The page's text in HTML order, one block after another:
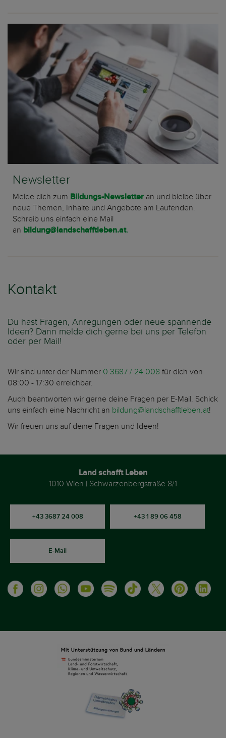
Newsletter
Melde dich zum Bildungs-Newsletter an und bleibe über
neue Themen, Inhalte und Angebote am Laufenden.
Schreib uns einfach eine Mail
an bildung@landschafftleben.at.
Kontakt
Du hast Fragen, Anregungen oder neue spannende
Ideen? Dann melde dich gerne bei uns per Telefon
oder per Mail!
Wir sind unter der Nummer 0 3687 / 24 008 für dich von
08:00 - 17:30 erreichbar.
Auch beantworten wir gerne deine Fragen per E-Mail. Schick
uns einfach eine Nachricht an bildung@landschafftleben.at!
Wir freuen uns auf deine Fragen und Ideen!
Land schafft Leben
1010 Wien | Schwarzenbergstraße 8/1
+43 3687 24 008 +43 1 89 06 458
E-Mail